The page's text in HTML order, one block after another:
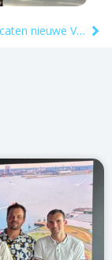
Eerste certificaten nieuwe VTMon-opleiding uitgereikt